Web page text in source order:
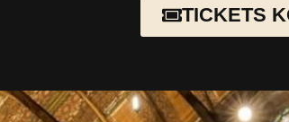
TICKETS